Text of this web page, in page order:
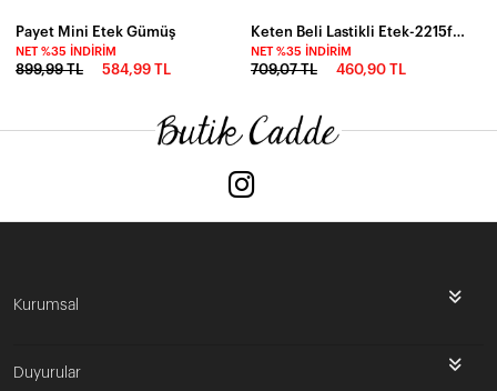
Payet Mini Etek Gümüş
NET %35 İNDIRIM
899,99 TL 584,99 TL
Keten Beli Lastikli Etek-2215fr-ysl
NET %35 İNDIRIM
709,07 TL 460,90 TL
Kurumsal
Duyurular